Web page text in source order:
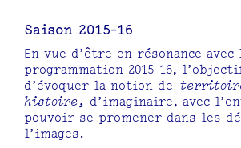
Saison 2015-16
En vue d’être en résonance avec
programmation 2015-16,
d’évoquer la notion de
histoire , d’imaginaire, avec
pouvoir se promener dans les
l’images.